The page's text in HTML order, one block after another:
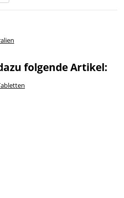
folgende Artikel: